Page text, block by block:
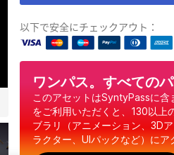
以下で安全にチェックアウト：
ワンパス。すべてのパ
このアセットはSyntyPassに
をご利用いただくと、130以上
ブラリ（アニメーション、3D
ラクター、UIパックなど）にア